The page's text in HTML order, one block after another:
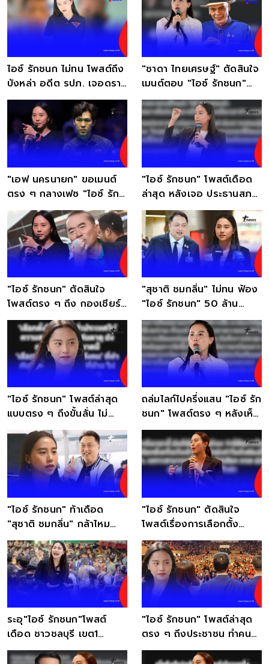
ไอซ์ รักชนก ไม่ทน โพสต์ถึง
บังหล่า อดีต รปภ. เจอดราม่
าหนักจนตกงาน
"ชาดา ไทยเศรษฐ์" ตัดสินใจ
เมนต์ตอบ "ไอซ์ รักชนก"
กลางเฟซบุ๊ก
"เอฟ นครนายก" ขอเมนต์
ตรง ๆ กลางเฟซ "ไอซ์ รัก
ชนก" ล่าสุดแล้ว
"ไอซ์ รักชนก" โพสต์เดือด
ล่าสุด หลังเจอ ประธานสภา
ปิดประชุมหนี
"ไอซ์ รักชนก" ตัดสินใจ
โพสต์ตรง ๆ ถึง กองเชียร์
"หมอวรงค์" แล้ว
"สุชาติ ชมกลิ่น" ไม่ทน ฟ้อง
"ไอซ์ รักชนก" 50 ล้าน
พร้อมดอกเบี้ย
"ไอซ์ รักชนก" โพสต์ล่าสุด
แบบตรง ๆ ถึงขั้นลั่น ไม่
อยากจะจินตนาการ
ถล่มไลก์ไปครึ่งแสน "ไอซ์ รัก
ชนก" โพสต์ตรง ๆ หลังเห็น
ผลเลือกตั้ง
"ไอซ์ รักชนก" ท้าเดือด
"สุชาติ ชมกลิ่น" กล้าไหม
กระหน่ำแชร์สนั่น
"ไอซ์ รักชนก" ตัดสินใจ
โพสต์เรื่องการเลือกตั้ง
ล่าสุด แบบตรง ๆ
ระอุ"ไอซ์ รักชนก"โพสต์
เดือด ชาวชลบุรี เขต1
กดดัน กกต.นับคะแนนใหม่
"ไอซ์ รักชนก" โพสต์ล่าสุด
ตรง ๆ ถึงประชาชน ทำคน
ไลก์นับแสน